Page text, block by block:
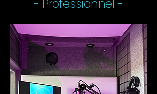
- Professionnel -